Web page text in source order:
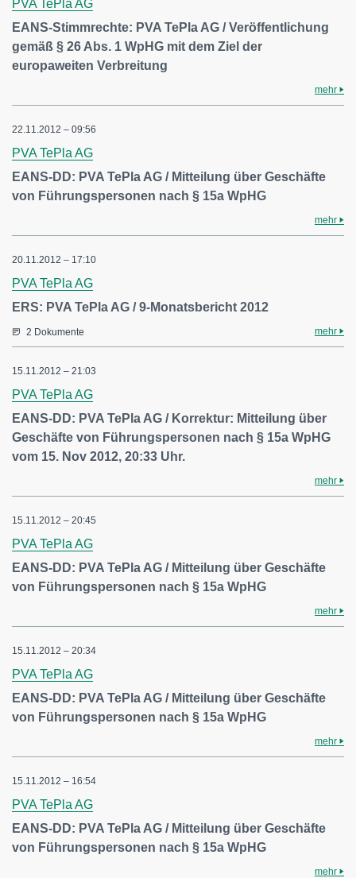
PVA TePla AG
EANS-Stimmrechte: PVA TePla AG / Veröffentlichung
gemäß § 26 Abs. 1 WpHG mit dem Ziel der
europaweiten Verbreitung
mehr
22.11.2012 – 09:56
PVA TePla AG
EANS-DD: PVA TePla AG / Mitteilung über Geschäfte
von Führungspersonen nach § 15a WpHG
mehr
20.11.2012 – 17:10
PVA TePla AG
ERS: PVA TePla AG / 9-Monatsbericht 2012
2 Dokumente mehr
15.11.2012 – 21:03
PVA TePla AG
EANS-DD: PVA TePla AG / Korrektur: Mitteilung über
Geschäfte von Führungspersonen nach § 15a WpHG
vom 15. Nov 2012, 20:33 Uhr.
mehr
15.11.2012 – 20:45
PVA TePla AG
EANS-DD: PVA TePla AG / Mitteilung über Geschäfte
von Führungspersonen nach § 15a WpHG
mehr
15.11.2012 – 20:34
PVA TePla AG
EANS-DD: PVA TePla AG / Mitteilung über Geschäfte
von Führungspersonen nach § 15a WpHG
mehr
15.11.2012 – 16:54
PVA TePla AG
EANS-DD: PVA TePla AG / Mitteilung über Geschäfte
von Führungspersonen nach § 15a WpHG
mehr